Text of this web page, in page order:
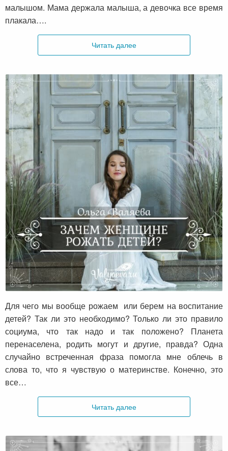
малышом. Мама держала малыша, а девочка все время
плакала….
Читать далее
Зачем женщине рожать детей?
Для чего мы вообще рожаем или берем на воспитание
детей? Так ли это необходимо? Только ли это правило
социума, что так надо и так положено? Планета
перенаселена, родить могут и другие, правда? Одна
случайно встреченная фраза помогла мне облечь в
слова то, что я чувствую о материнстве. Конечно, это
все…
Читать далее